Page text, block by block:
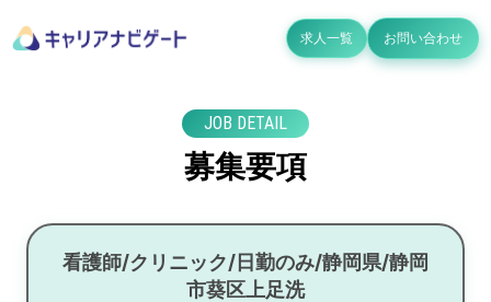
求人一覧 お問い合わせ
JOB DETAIL
募集要項
看護師/クリニック/日勤のみ/静岡県/静岡
市葵区上足洗